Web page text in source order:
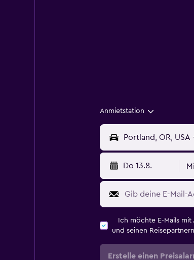
Anmietstation
Do 13.8.
Ich möchte E-Mails
und seinen
Erstelle einen